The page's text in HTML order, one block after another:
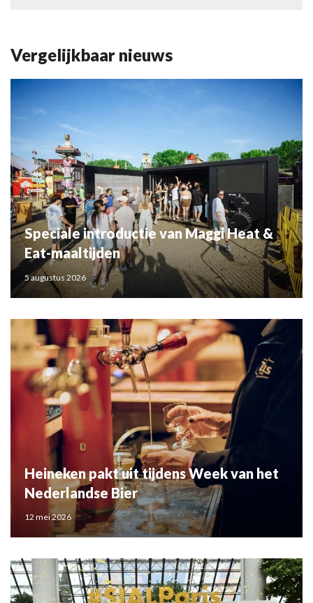
Vergelijkbaar nieuws
Speciale introductie van Maggi Heat &
Eat-maaltijden
5 augustus 2026
Heineken pakt uit tijdens Week van het
Nederlandse Bier
12 mei 2026